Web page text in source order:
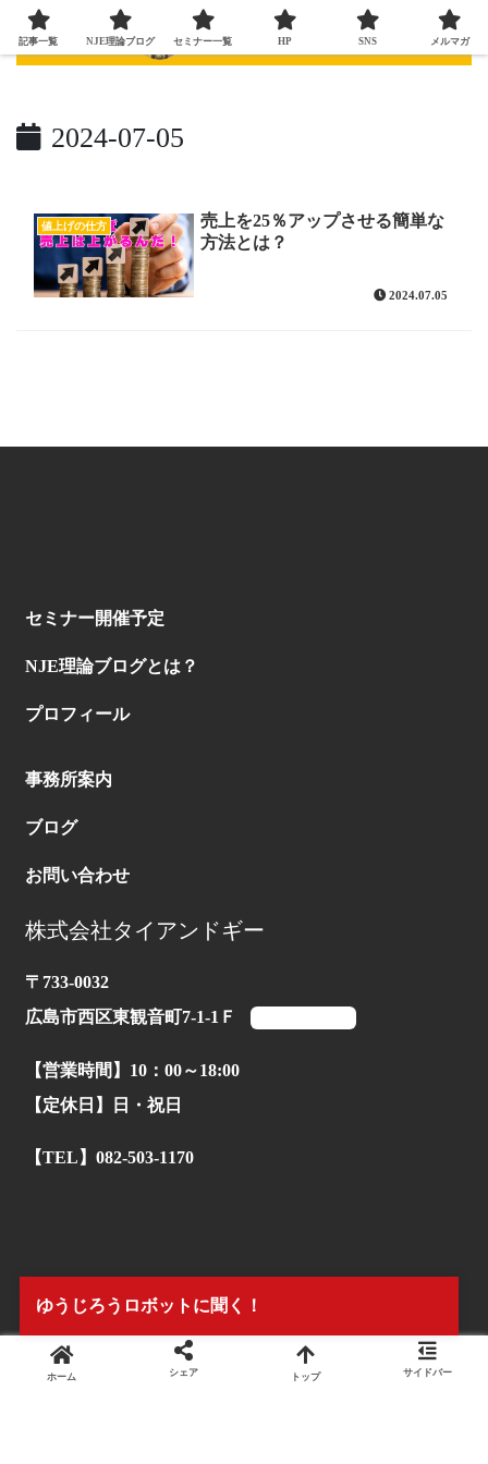
2024-07-05
値上げの仕方
売上を25％アップさせる簡単な
方法とは？
2024.07.05
セミナー開催予定
NJE理論ブログとは？
プロフィール
事務所案内
ブログ
お問い合わせ
株式会社タイアンドギー
〒733-0032
広島市西区東観音町7-1-1Ｆ
【営業時間】10：00～18:00
【定休日】日・祝日
【TEL】082-503-1170
株式会社タイアンドギー
記事一覧 NJE理論ブログ セミナー一覧 HP SNS メルマガ
ホーム シェア トップ サイドバー
ゆうじろうロボットに聞く！